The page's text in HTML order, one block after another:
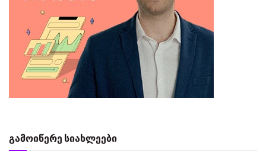
გამოიწერე სიახლეები